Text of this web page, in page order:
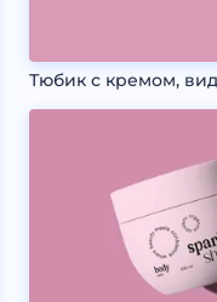
Тюбик с кремом,